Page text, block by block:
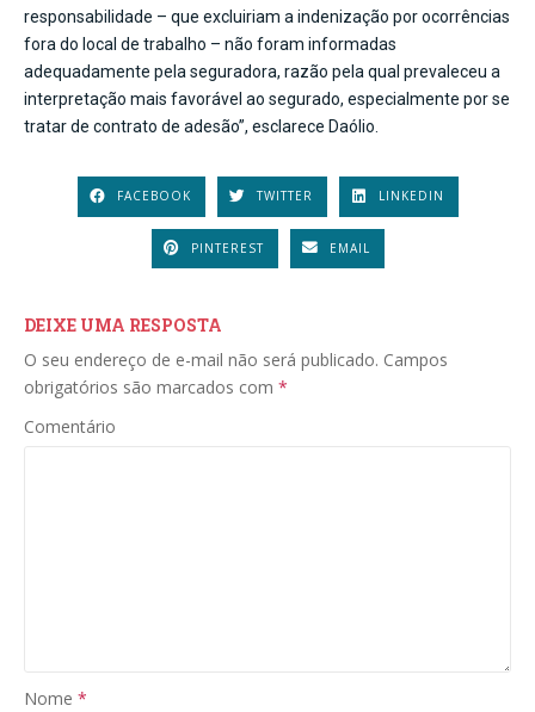
responsabilidade – que excluiriam a indenização por ocorrências
fora do local de trabalho – não foram informadas
adequadamente pela seguradora, razão pela qual prevaleceu a
interpretação mais favorável ao segurado, especialmente por se
tratar de contrato de adesão”, esclarece Daólio.
FACEBOOK TWITTER LINKEDIN
PINTEREST EMAIL
DEIXE UMA RESPOSTA
O seu endereço de e-mail não será publicado. Campos
obrigatórios são marcados com *
Comentário
Nome *